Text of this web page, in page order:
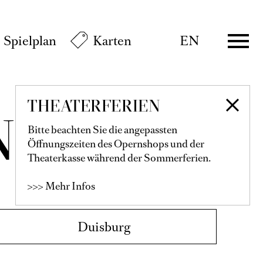
Spielplan
Karten EN
THEATERFERIEN
Bitte beachten Sie die angepassten
Öffnungszeiten des Opernshops und der
Theaterkasse während der Sommerferien.
>>> Mehr Infos
Duisburg
Audiodeskription finden Sie hier.
eingetragene Familienmitglied
Alle Infos zur Buchung
Gemischtes Abo G
Karten